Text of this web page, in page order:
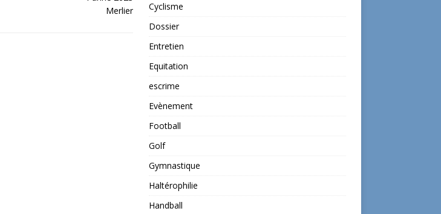
Cyclisme
Dossier
Entretien
Equitation
escrime
Evènement
Football
Golf
Gymnastique
Haltérophilie
Handball